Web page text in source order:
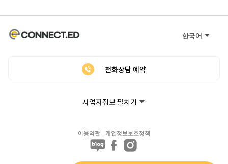
한국어
전화상담 예약
사업자정보 펼치기
이용약관 개인정보보호정책